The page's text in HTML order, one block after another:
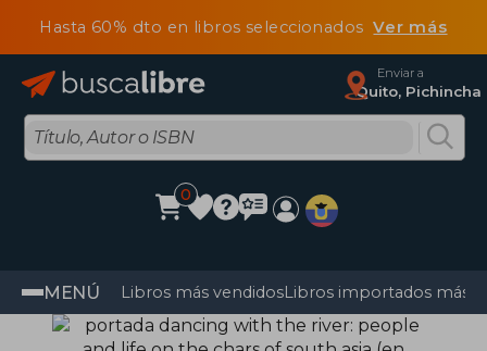
Hasta 60% dto en libros seleccionadosVer más
Enviar a
Quito, Pichincha
0
MENÚ Libros más vendidosLibros importados más